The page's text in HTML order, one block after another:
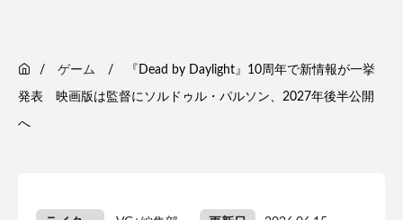
ゲーム 『Dead by Daylight』10周年で新情報が一挙
発表 映画版は監督にソルドゥル・パルソン、2027年後半公開
へ